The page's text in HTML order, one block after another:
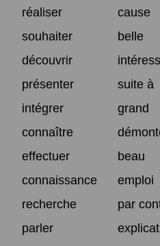
réaliser
cause
souhaiter
belle
découvrir
présenter
suite à
intégrer
grand
connaître
effectuer
beau
connaissance
emploi
recherche
par
parler